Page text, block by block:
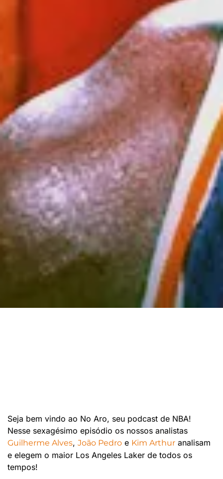
Seja bem vindo ao No Aro, seu podcast de NBA!
Nesse sexagésimo episódio os nossos analistas
Guilherme Alves, João Pedro e Kim Arthur analisam
e elegem o maior Los Angeles Laker de todos os
tempos!